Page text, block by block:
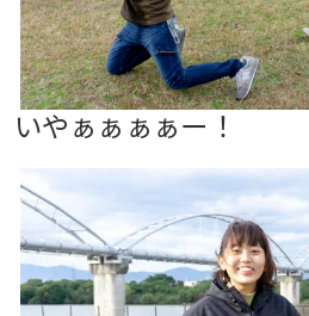
いやぁぁぁぁー！